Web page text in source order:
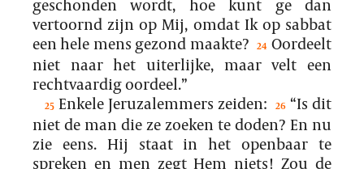
geschonden wordt, hoe kunt ge dan
vertoornd zijn op Mij, omdat Ik op sabbat
een hele mens gezond maakte?
24 Oordeelt
niet naar het uiterlijke, maar velt een
rechtvaardig oordeel.”
25 Enkele Jeruzalemmers zeiden: 26 “Is dit
niet de man die ze zoeken te doden? En nu
zie eens. Hij staat in het openbaar te
spreken en men zegt Hem niets! Zou de